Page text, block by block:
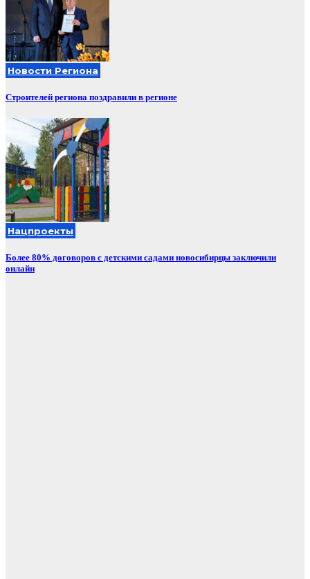
Новости Региона
Строителей региона поздравили в регионе
Нацпроекты
Более 80% договоров с детскими садами новосибирцы заключили
онлайн